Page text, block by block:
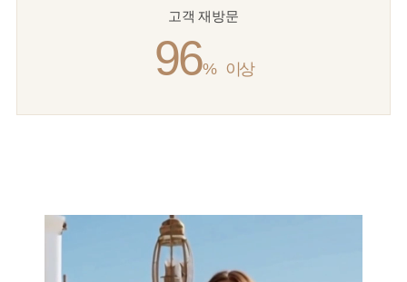
고객 재방문
96% 이상